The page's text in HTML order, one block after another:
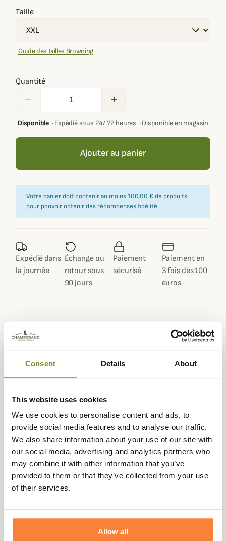
Consent Details About
This website uses cookies
We use cookies to personalise content and ads, to
provide social media features and to analyse our traffic.
We also share information about your use of our site with
our social media, advertising and analytics partners who
may combine it with other information that you’ve
provided to them or that they’ve collected from your use
of their services.
Allow all
Taille
Guide des tailles Browning
Quantité
remove add
Disponible·Expédié sous 24/ 72 heures ·Disponible en magasin
Ajouter au panier
Votre panier doit contenir au moins 100,00 € de produits
pour pouvoir obtenir des récompenses fidélité.
Expédié dans
la journée
Échange ou
retour sous
90 jours
Paiement
sécurisé
Paiement en
3 fois dès 100
euros
Description
Pour toutes vos sorties en extérieur, Browning vous
présente sa veste polaire Summit, une polaire douce au
épaisse doublure synthétique très isolante. La veste
polaire Summit est alors agréable à porter et ne vous
gênera pas dans vos mouvements. De plus, son col rond
et montant optimisera votre protection contre le froid
en couvrant efficacement votre cou.
Cette polaire polyvalente vous protégera aussi du vent
Browning sera tout à fait adéquate pour différents types
chasses devant soi ou juste pour vous promener dans la